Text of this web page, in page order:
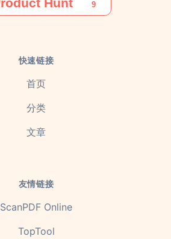
快速链接
首页
分类
文章
友情链接
ScanPDF Online
TopTool